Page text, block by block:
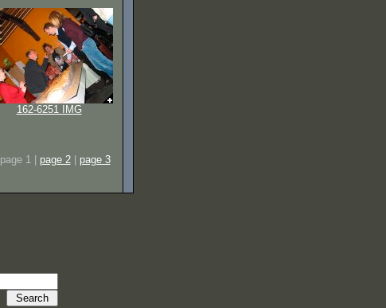
162-6251 IMG
page 1 | page 2| page 3